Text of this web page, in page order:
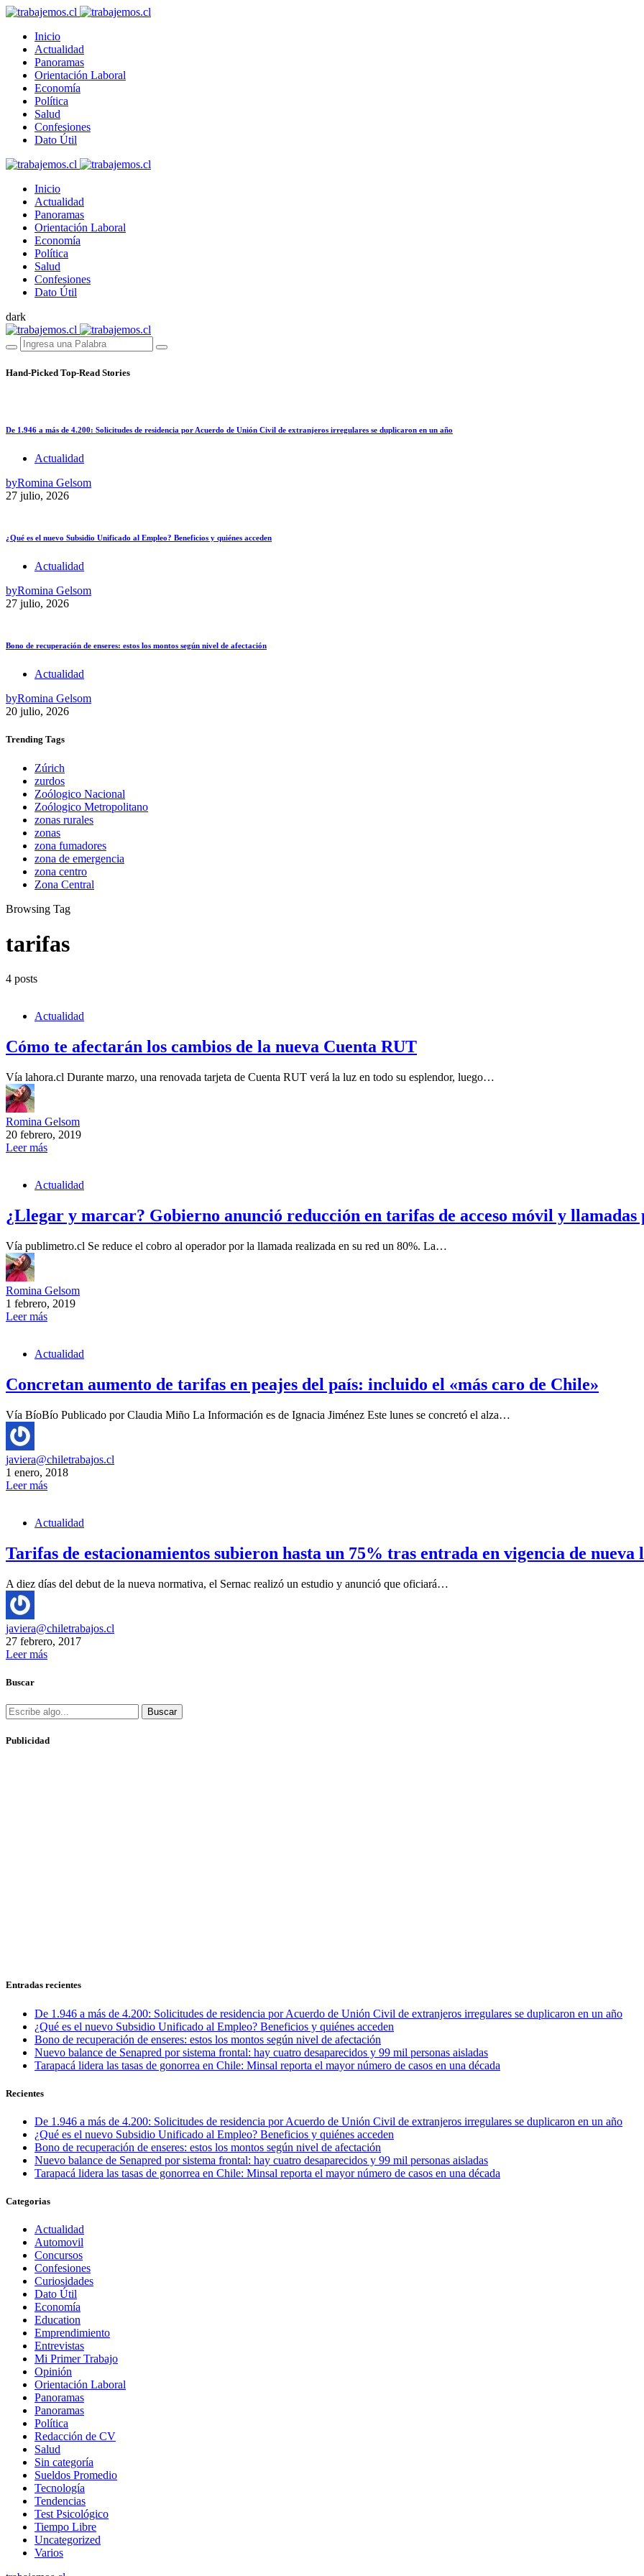
Inicio
Actualidad
Panoramas
Orientación Laboral
Economía
Política
Salud
Confesiones
Dato Útil
Inicio
Actualidad
Panoramas
Orientación Laboral
Economía
Política
Salud
Confesiones
Dato Útil
dark
Hand-Picked Top-Read Stories
De 1.946 a más de 4.200: Solicitudes de residencia por Acuerdo de Unión Civil de extranjeros irregulares se duplicaron en un año
Actualidad
byRomina Gelsom
27 julio, 2026
¿Qué es el nuevo Subsidio Unificado al Empleo? Beneficios y quiénes acceden
Actualidad
byRomina Gelsom
27 julio, 2026
Bono de recuperación de enseres: estos los montos según nivel de afectación
Actualidad
byRomina Gelsom
20 julio, 2026
Trending Tags
Zúrich
zurdos
Zoólogico Nacional
Zoólogico Metropolitano
zonas rurales
zonas
zona fumadores
zona de emergencia
zona centro
Zona Central
Browsing Tag
tarifas
4 posts
Actualidad
Cómo te afectarán los cambios de la nueva Cuenta RUT
Vía lahora.cl Durante marzo, una renovada tarjeta de Cuenta RUT verá la luz en todo su esplendor, luego…
Romina Gelsom
20 febrero, 2019
Leer más
Actualidad
¿Llegar y marcar? Gobierno anunció reducción en tarifas de acceso móvil y
Vía publimetro.cl Se reduce el cobro al operador por la llamada realizada en su red un 80%. La…
Romina Gelsom
1 febrero, 2019
Leer más
Actualidad
Concretan aumento de tarifas en peajes del país: incluido el «más caro de Chile»
Vía BíoBío Publicado por Claudia Miño La Información es de Ignacia Jiménez Este lunes se concretó el alza…
javiera@chiletrabajos.cl
1 enero, 2018
Leer más
Actualidad
Tarifas de estacionamientos subieron hasta un 75% tras entrada en vigencia de nueva
A diez días del debut de la nueva normativa, el Sernac realizó un estudio y anunció que oficiará…
javiera@chiletrabajos.cl
27 febrero, 2017
Leer más
Buscar
Buscar
Publicidad
Entradas recientes
De 1.946 a más de 4.200: Solicitudes de residencia por Acuerdo de Unión Civil de extranjeros irregulares se duplicaron en un año
¿Qué es el nuevo Subsidio Unificado al Empleo? Beneficios y quiénes acceden
Bono de recuperación de enseres: estos los montos según nivel de afectación
Nuevo balance de Senapred por sistema frontal: hay cuatro desaparecidos y 99 mil personas aisladas
Tarapacá lidera las tasas de gonorrea en Chile: Minsal reporta el mayor número de casos en una década
Recientes
De 1.946 a más de 4.200: Solicitudes de residencia por Acuerdo de Unión Civil de extranjeros irregulares se duplicaron en un año
¿Qué es el nuevo Subsidio Unificado al Empleo? Beneficios y quiénes acceden
Bono de recuperación de enseres: estos los montos según nivel de afectación
Nuevo balance de Senapred por sistema frontal: hay cuatro desaparecidos y 99 mil personas aisladas
Tarapacá lidera las tasas de gonorrea en Chile: Minsal reporta el mayor número de casos en una década
Categorias
Actualidad
Automovil
Concursos
Confesiones
Curiosidades
Dato Útil
Economía
Education
Emprendimiento
Entrevistas
Mi Primer Trabajo
Opinión
Orientación Laboral
Panoramas
Panoramas
Política
Redacción de CV
Salud
Sin categoría
Sueldos Promedio
Tecnología
Tendencias
Test Psicológico
Tiempo Libre
Uncategorized
Varios